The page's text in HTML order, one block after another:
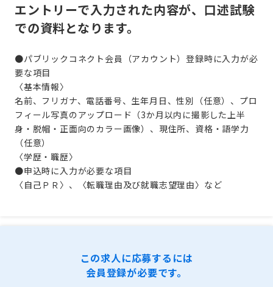
エントリーで入力された内容が、口述試験
での資料となります。
●パブリックコネクト会員（アカウント）登録時に入力が必
要な項目
〈基本情報〉
名前、フリガナ、電話番号、生年月日、性別（任意）、 プロ
フィール写真のアップロード （3か月以内に撮影した上半
身・脱帽・正面向のカラー画像） 、現住所、資格・語学力
（任意）
〈学歴・職歴〉
●申込時に入力が必要な項目
〈自己ＰＲ〉、〈転職理由及び就職志望理由〉など
この求人に応募するには
会員登録が必要です。